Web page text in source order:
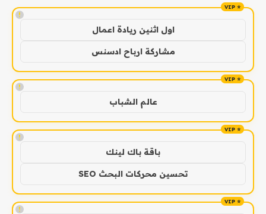
!
اول اثنين ريادة اعمال
مشاركة ارباح ادسنس
!
عالم الشباب
!
باقة باك لينك
تحسين محركات البحث SEO
!